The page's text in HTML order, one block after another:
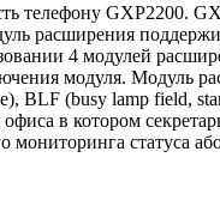
телефону GXP2200.
расширения
4 модулей
модуля.
(busy lamp field,
в котором
статуса